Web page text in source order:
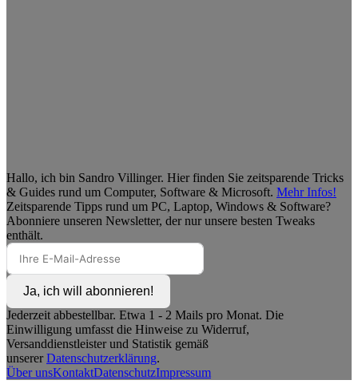
Hallo, ich bin Sandro Villinger. Hier finden Sie zeitsparende Tricks
& Guides rund um Computer, Software & Microsoft. Mehr Infos!
Zeitsparende Tipps rund um PC, Laptop, Windows & Software?
Abonniere unseren Newsletter, der nur unsere besten Tweaks
enthält.
Ja, ich will abonnieren!
Jederzeit abbestellbar. Etwa 1 - 2 Mails pro Monat. Die
Einwilligung umfasst die Hinweise zu Widerruf,
Versanddienstleister und Statistik gemäß
unsererDatenschutzerklärung.
Über unsKontaktDatenschutzImpressum